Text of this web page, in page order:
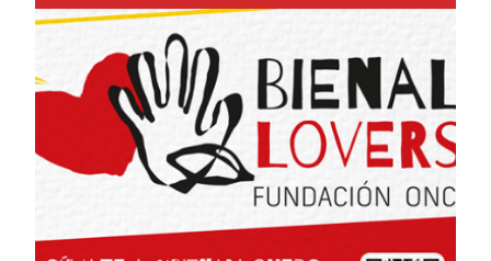
Leer más sobre BIENAL LOVERS